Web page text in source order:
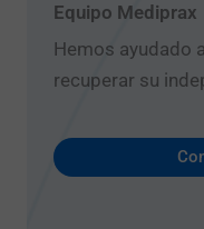
Equipo Mediprax
Hemos ayudado
recuperar su